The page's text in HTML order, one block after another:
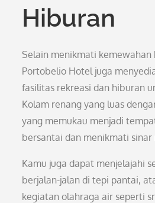
Hiburan
Selain menikmati kemewahan
Portobelio Hotel juga
fasilitas rekreasi dan hiburan
Kolam renang yang luas
yang memukau menjadi
bersantai dan menikmati sinar
Kamu juga dapat menjelajahi
berjalan-jalan di tepi pantai,
kegiatan olahraga air seperti